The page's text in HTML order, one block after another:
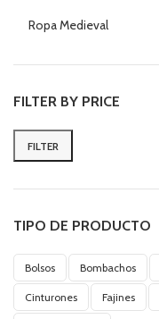
Ropa Medieval
FILTER BY PRICE
Min
Max
FILTER
TIPO DE PRODUCTO
Bolsos Bombachos
Cinturones Fajines